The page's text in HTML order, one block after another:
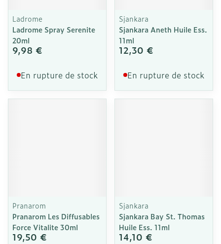
Ladrome
Ladrome Spray Serenite
20ml
9,98 €
En rupture de stock
Sjankara
Sjankara Aneth Huile Ess.
11ml
12,30 €
En rupture de stock
Pranarom
Pranarom Les Diffusables
Force Vitalite 30ml
19,50 €
Sjankara
Sjankara Bay St. Thomas
Huile Ess. 11ml
14,10 €